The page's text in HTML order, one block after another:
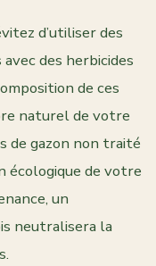
d’utiliser des
des herbicides
de ces
naturel de votre
de gazon non traité
écologique de votre
un
neutralisera la